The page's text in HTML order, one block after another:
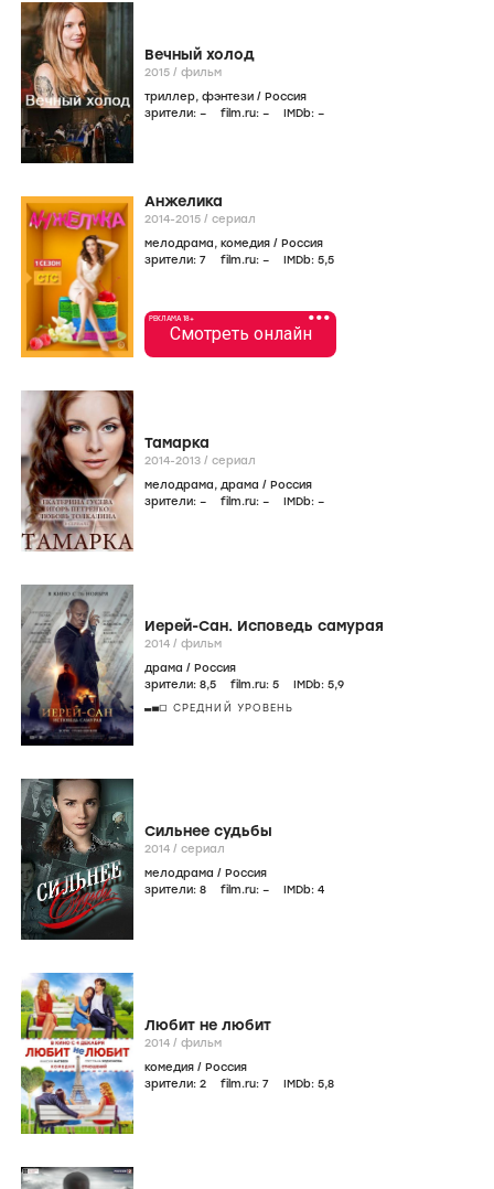
Вечный холод
2015 / фильм
триллер, фэнтези / Россия
зрители: – film.ru: – IMDb: –
Анжелика
2014-2015 / сериал
мелодрама, комедия / Россия
зрители: 7 film.ru: – IMDb: 5,5
•••
РЕКЛАМА 18+
Смотреть онлайн
Тамарка
2014-2013 / сериал
мелодрама, драма / Россия
зрители: – film.ru: – IMDb: –
Иерей-Сан. Исповедь самурая
2014 / фильм
драма / Россия
зрители: 8,5 film.ru: 5 IMDb: 5,9
СРЕДНИЙ УРОВЕНЬ
Сильнее судьбы
2014 / сериал
мелодрама / Россия
зрители: 8 film.ru: – IMDb: 4
Любит не любит
2014 / фильм
комедия / Россия
зрители: 2 film.ru: 7 IMDb: 5,8